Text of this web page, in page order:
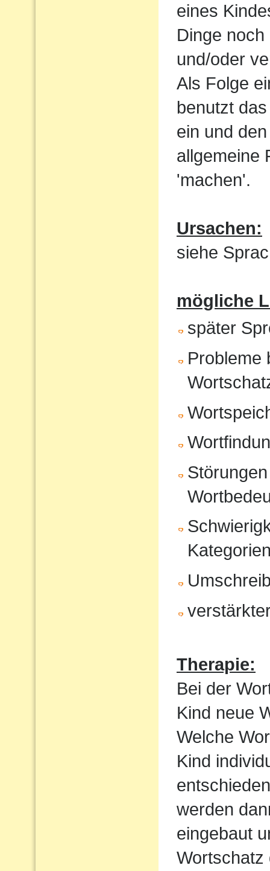
eines
Dinge
und/oder
Als Folge
benutzt
ein und
allgemeine
'machen'.
Ursachen:
siehe
mögliche
später
Probleme
Therapie:
Bei der
Kind neue
Welche
Kind
werden
eingebaut
Wortschatz